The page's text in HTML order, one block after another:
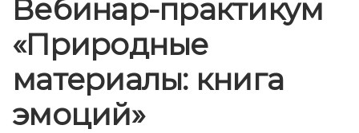
Вебинар-практикум
«Природные
материалы: книга
эмоций»